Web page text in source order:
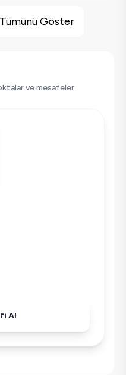
Göster
ve mesafeler
Al